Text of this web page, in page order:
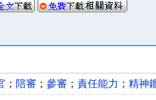
； 陪審 ； 參審 ； 責任能力 ； 精神